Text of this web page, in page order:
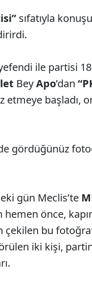
sıfatıyla
ile partisi
BeyApo’dan
etmeye başladı,
gördüğünüz
gün Meclis’te
önce,
çekilen bu
iki kişi,